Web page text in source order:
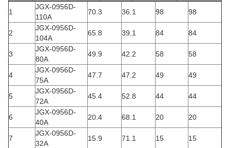
1
JGX-0956D-
110A
70.3 36.1 98 98
2
JGX-0956D-
104A
65.8 39.1 84 84
3
JGX-0956D-
80A
49.9 42.2 58 58
4
JGX-0956D-
75A
47.7 47.2 49 49
5
JGX-0956D-
72A
45.4 52.8 44 44
6
JGX-0956D-
40A
20.4 68.1 20 20
7
JGX-0956D-
32A
15.9 71.1 15
15